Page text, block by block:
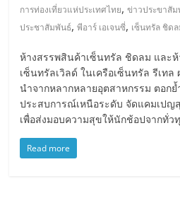
การท่องเที่ยวแห่ประเทศไทย,ข่าวประขาสั
ประชาสัมพันธ์,พีอาร์ เอเจนซี่, เซ็นทรัล ชิด
ห้างสรรพสินค้าเซ็นทรัล ชิดลม และ
เซ็นทรัลเวิลด์ ในเครือเซ็นทรัล รีเท
นำจากหลากหลายอุตสาหกรรม ตอก
ประสบการณ์เหนือระดับ จัดแคมเปญ
เพื่อส่งมอบความสุขให้นักช้อปจากทั่ว
Read more